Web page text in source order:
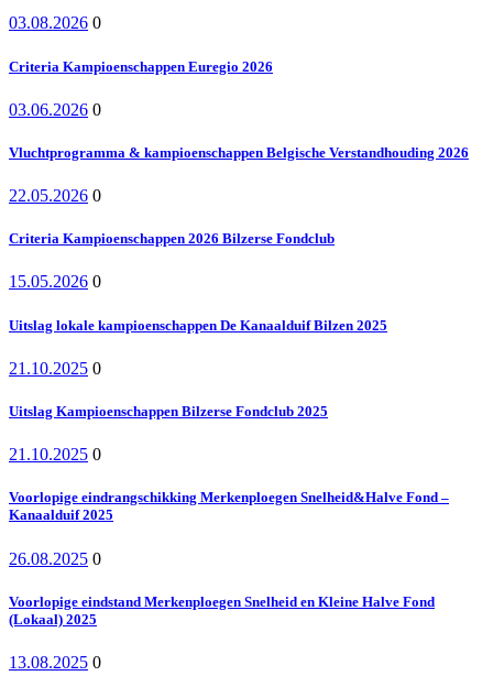
03.08.2026 0
Criteria Kampioenschappen Euregio 2026
03.06.2026 0
Vluchtprogramma & kampioenschappen Belgische Verstandhouding 2026
22.05.2026 0
Criteria Kampioenschappen 2026 Bilzerse Fondclub
15.05.2026 0
Uitslag lokale kampioenschappen De Kanaalduif Bilzen 2025
21.10.2025 0
Uitslag Kampioenschappen Bilzerse Fondclub 2025
21.10.2025 0
Voorlopige eindrangschikking Merkenploegen Snelheid&Halve Fond –
Kanaalduif 2025
26.08.2025 0
Voorlopige eindstand Merkenploegen Snelheid en Kleine Halve Fond
(Lokaal) 2025
13.08.2025 0